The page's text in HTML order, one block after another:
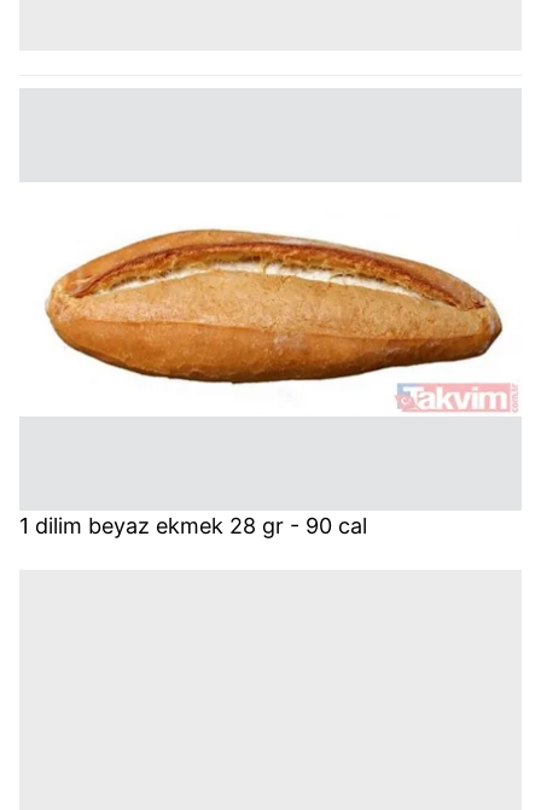
1 dilim beyaz ekmek 28 gr - 90 cal